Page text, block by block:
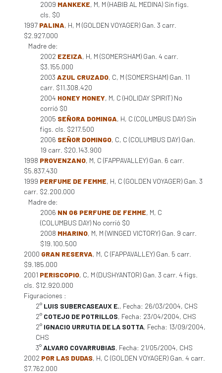
2009 MANKEKE, M, M (HABIB AL MEDINA) Sin figs.
cls. $0
1997 PALINA, H, M (GOLDEN VOYAGER) Gan. 3 carr.
$2.927.000
Madre de:
2002 EZEIZA, H, M (SOMERSHAM) Gan. 4 carr.
$3.155.000
2003 AZUL CRUZADO, C, M (SOMERSHAM) Gan. 11
carr. $11.308.420
2004 HONEY MONEY, M, C (HOLIDAY SPIRIT) No
corrió $0
2005 SEÑORA DOMINGA, H, C (COLUMBUS DAY) Sin
figs. cls. $217.500
2006 SEÑOR DOMINGO, C, C (COLUMBUS DAY) Gan.
19 carr. $20.143.900
1998 PROVENZANO, M, C (FAPPAVALLEY) Gan. 6 carr.
$5.837.430
1999 PERFUME DE FEMME, H, C (GOLDEN VOYAGER) Gan. 3
carr. $2.200.000
Madre de:
2006 NN 06 PERFUME DE FEMME, M, C
(COLUMBUS DAY) No corrió $0
2008 MHARINO, M, M (WINGED VICTORY) Gan. 9 carr.
$19.100.500
2000 GRAN RESERVA, M, C (FAPPAVALLEY) Gan. 5 carr.
$9.185.000
2001 PERISCOPIO, C, M (DUSHYANTOR) Gan. 3 carr. 4 figs.
cls. $12.920.000
Figuraciones :
2° LUIS SUBERCASEAUX E., Fecha: 26/03/2004, CHS
2° COTEJO DE POTRILLOS, Fecha: 23/04/2004, CHS
2° IGNACIO URRUTIA DE LA SOTTA, Fecha: 13/09/2004,
CHS
3°ALVARO COVARRUBIAS, Fecha: 21/05/2004, CHS
2002 POR LAS DUDAS, H, C (GOLDEN VOYAGER) Gan. 4 carr.
$7.762.000